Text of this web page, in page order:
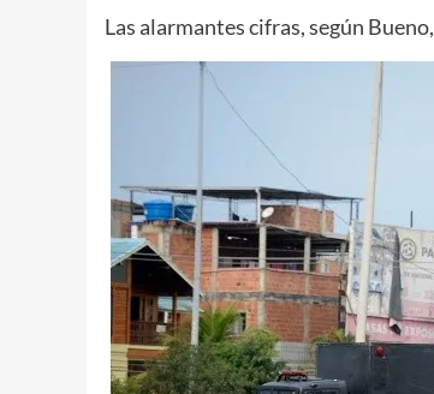
Las alarmantes cifras, según